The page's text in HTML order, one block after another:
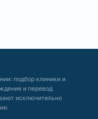
подбор клиники и
и перевод
исключительно